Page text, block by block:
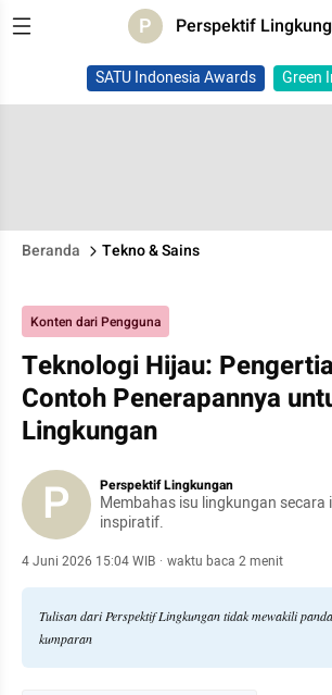
P Perspektif
SATU Indonesia Awards Green
Beranda Tekno & Sains
Konten dari Pengguna
Teknologi Hijau:
Contoh Penerapannya
Lingkungan
P Perspektif Lingkungan
Membahas isu lingkungan
inspiratif.
4 Juni 2026 15:04 WIB · waktu baca 2 menit
Tulisan dari Perspektif Lingkungan tidak mewakili
kumparan